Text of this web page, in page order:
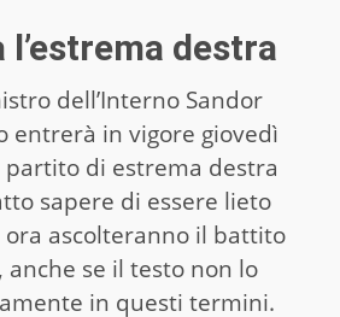
destra
dell’Interno Sandor
entrerà in vigore giovedì
partito di estrema destra
sapere di essere lieto
ora ascolteranno il battito
anche se il testo non lo
in questi termini.